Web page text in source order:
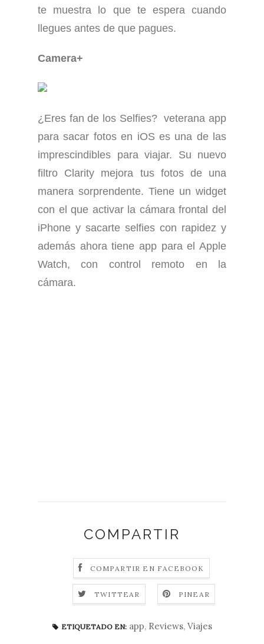
te muestra lo que te espera cuando
llegues antes de que pagues.
Camera+
¿Eres fan de los Selfies? veterana app
para sacar fotos en iOS es una de las
imprescindibles para viajar. Su nuevo
filtro Clarity mejora tus fotos de una
manera sorprendente. Tiene un widget
con el que activar la cámara frontal del
iPhone y sacarte selfies con rapidez y
además ahora tiene app para el Apple
Watch, con control remoto en la
cámara.
COMPARTIR
COMPARTIR EN FACEBOOK
TWITTEAR PINEAR
ETIQUETADO EN: app, Reviews, Viajes